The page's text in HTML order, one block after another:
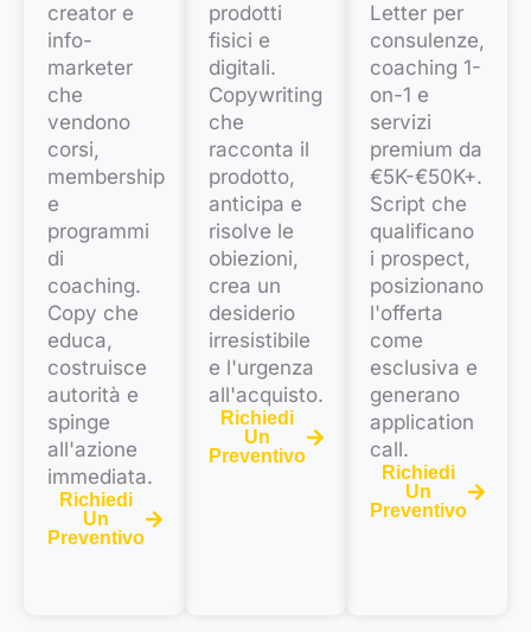
creator e
info-
marketer
che
vendono
corsi,
membership
e
programmi
di
coaching.
Copy che
educa,
costruisce
autorità e
spinge
all'azione
immediata.
Richiedi
Un
Preventivo
prodotti
fisici e
digitali.
Copywriting
che
racconta il
prodotto,
anticipa e
risolve le
obiezioni,
crea un
desiderio
irresistibile
e l'urgenza
all'acquisto.
Richiedi
Un
Preventivo
Letter per
consulenze,
coaching 1-
on-1 e
servizi
premium da
€5K-€50K+.
Script che
qualificano
i prospect,
posizionano
l'offerta
come
esclusiva e
generano
application
call.
Richiedi
Un
Preventivo